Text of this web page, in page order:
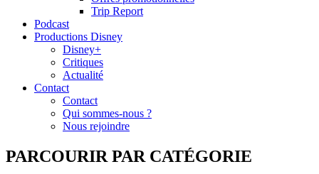
Trip Report
Podcast
Productions Disney
Disney+
Critiques
Actualité
Contact
Contact
Qui sommes-nous ?
Nous rejoindre
PARCOURIR PAR CATÉGORIE